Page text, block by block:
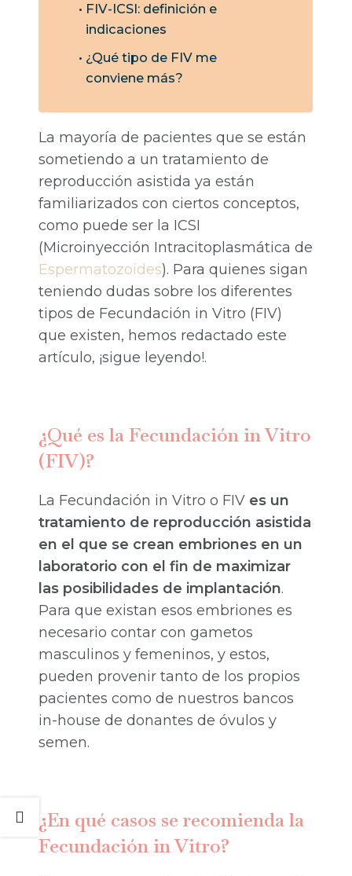
FIV-ICSI: definición e
indicaciones
¿Qué tipo de FIV me
conviene más?
La mayoría de pacientes que se están
sometiendo a un tratamiento de
reproducción asistida ya están
familiarizados con ciertos conceptos,
como puede ser la ICSI
(Microinyección Intracitoplasmática de
Espermatozoides). Para quienes sigan
teniendo dudas sobre los diferentes
tipos de Fecundación in Vitro (FIV)
que existen, hemos redactado este
artículo, ¡sigue leyendo!.
¿Qué es la Fecundación in Vitro
(FIV)?
La Fecundación in Vitro o FIV es un
tratamiento de reproducción asistida
en el que se crean embriones en un
laboratorio con el fin de maximizar
las posibilidades de implantación.
Para que existan esos embriones es
necesario contar con gametos
masculinos y femeninos, y estos,
pueden provenir tanto de los propios
pacientes como de nuestros bancos
in-house de donantes de óvulos y
semen.
¿En qué casos se recomienda la
Fecundación in Vitro?